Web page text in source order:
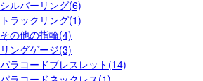
シルバーリング(6)
トラックリング(1)
その他の指輪(4)
リングゲージ(3)
パラコードブレスレット(14)